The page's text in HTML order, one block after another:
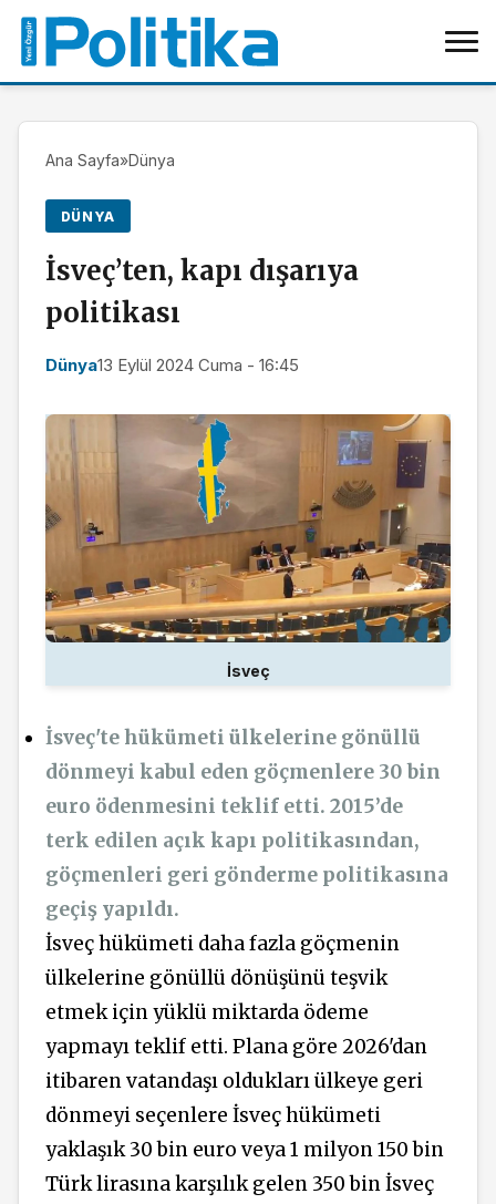
Ana Sayfa»Dünya
DÜNYA
İsveç’ten, kapı dışarıya
politikası
Dünya13 Eylül 2024 Cuma - 16:45
İsveç
İsveç'te hükümeti ülkelerine gönüllü
dönmeyi kabul eden göçmenlere 30 bin
euro ödenmesini teklif etti. 2015’de
terk edilen açık kapı politikasından,
göçmenleri geri gönderme politikasına
geçiş yapıldı.
İsveç hükümeti daha fazla göçmenin
ülkelerine gönüllü dönüşünü teşvik
etmek için yüklü miktarda ödeme
yapmayı teklif etti. Plana göre 2026'dan
itibaren vatandaşı oldukları ülkeye geri
dönmeyi seçenlere İsveç hükümeti
yaklaşık 30 bin euro veya 1 milyon 150 bin
Türk lirasına karşılık gelen 350 bin İsveç